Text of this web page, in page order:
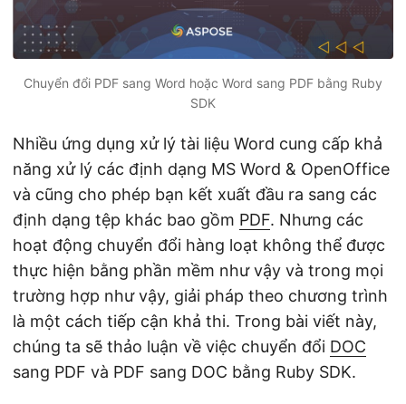
Chuyển đổi PDF sang Word hoặc Word sang PDF bằng Ruby
SDK
Nhiều ứng dụng xử lý tài liệu Word cung cấp khả
năng xử lý các định dạng MS Word & OpenOffice
và cũng cho phép bạn kết xuất đầu ra sang các
định dạng tệp khác bao gồm PDF. Nhưng các
hoạt động chuyển đổi hàng loạt không thể được
thực hiện bằng phần mềm như vậy và trong mọi
trường hợp như vậy, giải pháp theo chương trình
là một cách tiếp cận khả thi. Trong bài viết này,
chúng ta sẽ thảo luận về việc chuyển đổi DOC
sang PDF và PDF sang DOC bằng Ruby SDK.